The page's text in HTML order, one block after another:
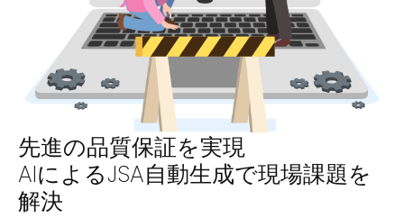
先進の品質保証を実現
AIによるJSA自動生成で現場課題を
解決